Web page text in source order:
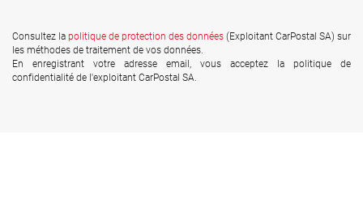
Consultez lapolitique de protection des données(Exploitant CarPostal SA) sur
les méthodes de traitement de vos données.
En enregistrant votre adresse email, vous acceptez la politique de
confidentialité de l'exploitant CarPostal SA.